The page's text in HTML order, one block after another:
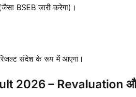
BSEB जारी करेगा)।
संदेश के रूप में आएगा।
2026 – Revaluation